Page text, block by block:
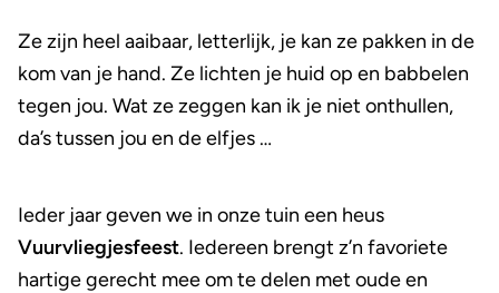
Ze zijn heel aaibaar, letterlijk, je kan ze pakken in de
kom van je hand. Ze lichten je huid op en babbelen
tegen jou. Wat ze zeggen kan ik je niet onthullen,
da’s tussen jou en de elfjes …
Ieder jaar geven we in onze tuin een heus
Vuurvliegjesfeest. Iedereen brengt z’n favoriete
hartige gerecht mee om te delen met oude en